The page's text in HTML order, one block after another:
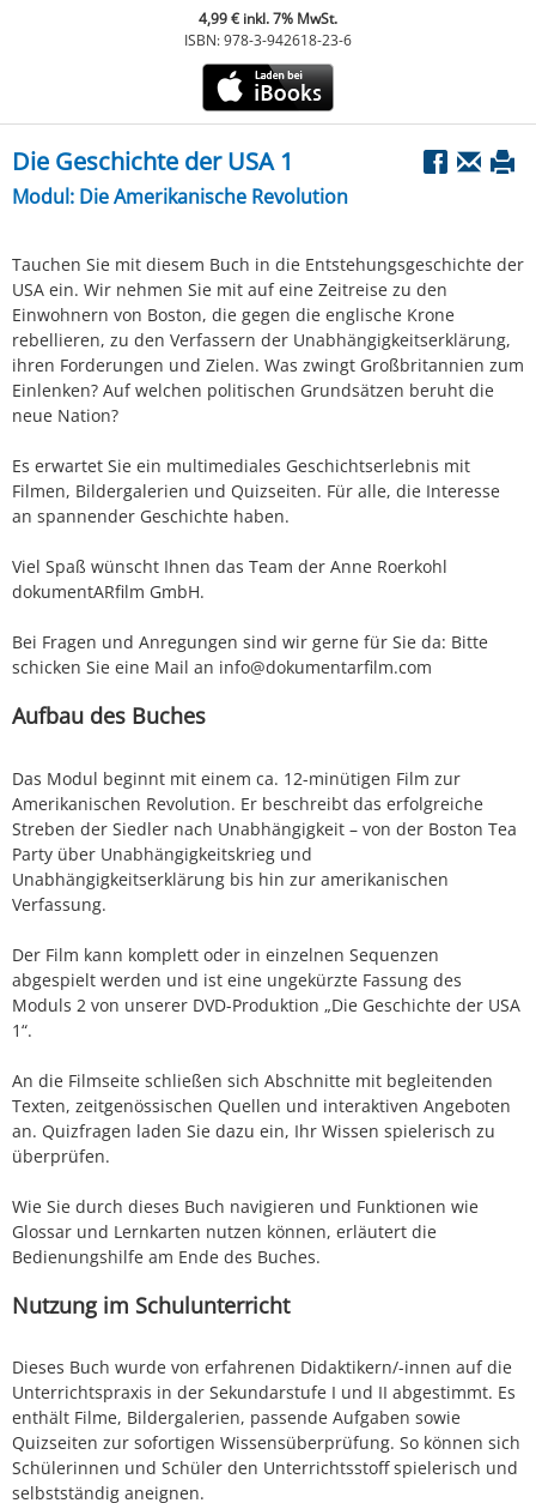
4,99 € inkl. 7% MwSt.
ISBN: 978-3-942618-23-6
Die Geschichte der USA 1
Modul: Die Amerikanische Revolution
Tauchen Sie mit diesem Buch in die Entstehungsgeschichte der
USA ein. Wir nehmen Sie mit auf eine Zeitreise zu den
Einwohnern von Boston, die gegen die englische Krone
rebellieren, zu den Verfassern der Unabhängigkeitserklärung,
ihren Forderungen und Zielen. Was zwingt Großbritannien zum
Einlenken? Auf welchen politischen Grundsätzen beruht die
neue Nation?
Es erwartet Sie ein multimediales Geschichtserlebnis mit
Filmen, Bildergalerien und Quizseiten. Für alle, die Interesse
an spannender Geschichte haben.
Viel Spaß wünscht Ihnen das Team der Anne Roerkohl
dokumentARfilm GmbH.
Bei Fragen und Anregungen sind wir gerne für Sie da: Bitte
schicken Sie eine Mail an info@dokumentarfilm.com
Aufbau des Buches
Das Modul beginnt mit einem ca. 12-minütigen Film zur
Amerikanischen Revolution. Er beschreibt das erfolgreiche
Streben der Siedler nach Unabhängigkeit – von der Boston Tea
Party über Unabhängigkeitskrieg und
Unabhängigkeitserklärung bis hin zur amerikanischen
Verfassung.
Der Film kann komplett oder in einzelnen Sequenzen
abgespielt werden und ist eine ungekürzte Fassung des
Moduls 2 von unserer DVD-Produktion „Die Geschichte der USA
1“.
An die Filmseite schließen sich Abschnitte mit begleitenden
Texten, zeitgenössischen Quellen und interaktiven Angeboten
an. Quizfragen laden Sie dazu ein, Ihr Wissen spielerisch zu
überprüfen.
Wie Sie durch dieses Buch navigieren und Funktionen wie
Glossar und Lernkarten nutzen können, erläutert die
Bedienungshilfe am Ende des Buches.
Nutzung im Schulunterricht
Dieses Buch wurde von erfahrenen Didaktikern/-innen auf die
Unterrichtspraxis in der Sekundarstufe I und II abgestimmt. Es
enthält Filme, Bildergalerien, passende Aufgaben sowie
Quizseiten zur sofortigen Wissensüberprüfung. So können sich
Schülerinnen und Schüler den Unterrichtsstoff spielerisch und
selbstständig aneignen.